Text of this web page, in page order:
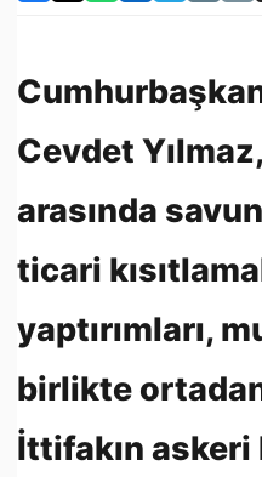
Cevdet
arasında
ticari
yaptırımları,
birlikte ortadan
İttifakın askeri